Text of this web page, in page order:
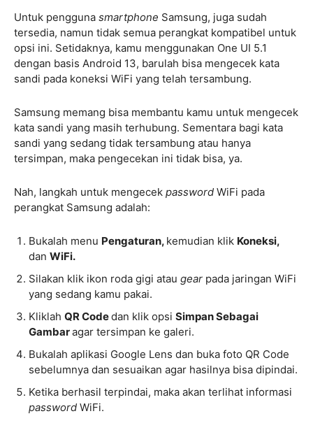
Untuk pengguna smartphone Samsung, juga sudah
tersedia, namun tidak semua perangkat kompatibel untuk
opsi ini. Setidaknya, kamu menggunakan One UI 5.1
dengan basis Android 13, barulah bisa mengecek kata
sandi pada koneksi WiFi yang telah tersambung.
Samsung memang bisa membantu kamu untuk mengecek
kata sandi yang masih terhubung. Sementara bagi kata
sandi yang sedang tidak tersambung atau hanya
tersimpan, maka pengecekan ini tidak bisa, ya.
Nah, langkah untuk mengecek password WiFi pada
perangkat Samsung adalah:
Bukalah menu Pengaturan, kemudian klik Koneksi,
dan WiFi.
Silakan klik ikon roda gigi atau gear pada jaringan WiFi
yang sedang kamu pakai.
Kliklah QR Codedan klik opsi Simpan Sebagai
Gambaragar tersimpan ke galeri.
Bukalah aplikasi Google Lens dan buka foto QR Code
sebelumnya dan sesuaikan agar hasilnya bisa dipindai.
Ketika berhasil terpindai, maka akan terlihat informasi
password WiFi.